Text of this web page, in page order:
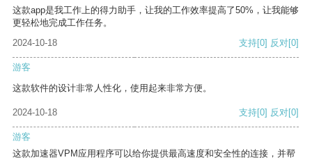
这款app是我工作上的得力助手，让我的工作效率提高了50%，让我能够
更轻松地完成工作任务。
2024-10-18
支持[0] 反对[0]
游客
这款软件的设计非常人性化，使用起来非常方便。
2024-10-18 支持[0] 反对[0]
游客
这款加速器VPM应用程序可以给你提供最高速度和安全性的连接，并帮